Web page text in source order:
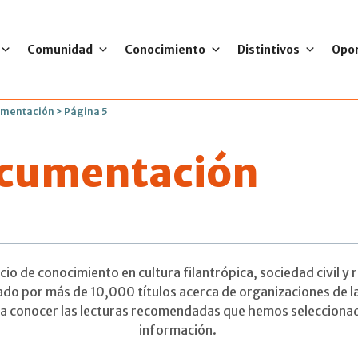
Comunidad Conocimiento Distintivos
> Página 5
de conocimiento en cultura filantrópica, sociedad civil
por más de 10,000 títulos acerca de organizaciones de
las lecturas recomendadas que hemos
información.